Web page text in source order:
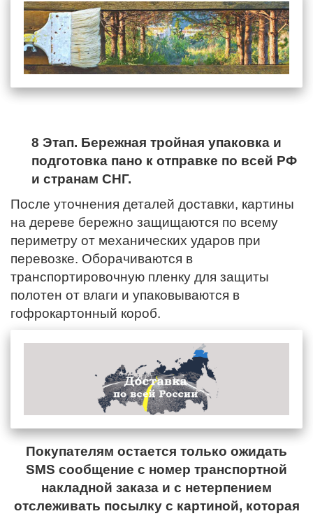
8 Этап. Бережная тройная упаковка и
подготовка пано к отправке по всей РФ
и странам СНГ.
После уточнения деталей доставки, картины
на дереве бережно защищаются по всему
периметру от механических ударов при
перевозке. Оборачиваются в
транспортировочную пленку для защиты
полотен от влаги и упаковываются в
гофрокартонный короб.
Покупателям остается только ожидать
SMS сообщение с номер транспортной
накладной заказа и с нетерпением
отслеживать посылку с картиной, которая